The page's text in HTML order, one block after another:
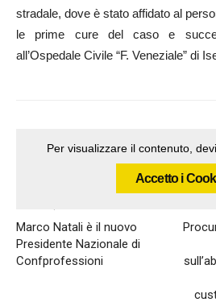
stradale, dove è stato affidato al
le prime cure del caso e
all’Ospedale Civile “F. Veneziale” di
Per visualizzare il contenuto,
Accetto i
Marco Natali è il nuovo
Presidente Nazionale di
Confprofessioni